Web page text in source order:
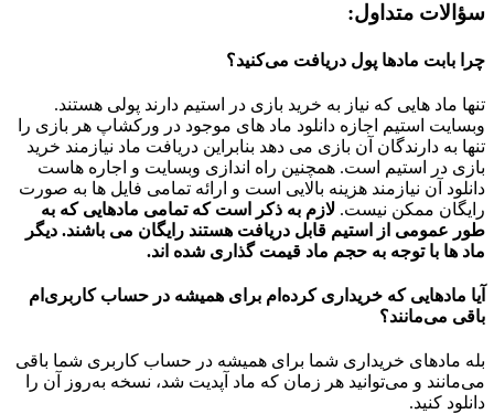
سؤالات متداول:
چرا بابت مادها پول دریافت می‌کنید؟
تنها ماد هایی که نیاز به خرید بازی در استیم دارند پولی هستند.
وبسایت استیم اجازه دانلود ماد های موجود در ورکشاپ هر بازی را
تنها به دارندگان آن بازی می دهد بنابراین دریافت ماد نیازمند خرید
بازی در استیم است. همچنین راه اندازی وبسایت و اجاره هاست
دانلود آن نیازمند هزینه بالایی است و ارائه تمامی فایل ها به صورت
رایگان ممکن نیست. لازم به ذکر است که تمامی مادهایی که به
طور عمومی از استیم قابل دریافت هستند رایگان می باشند. دیگر
ماد ها با توجه به حجم ماد قیمت گذاری شده اند.
آیا مادهایی که خریداری کرده‌ام برای همیشه در حساب‌ کاربری‌ام
باقی می‌مانند؟
بله مادهای خریداری شما برای همیشه در حساب کاربری شما باقی
می‌مانند و می‌توانید هر زمان که ماد آپدیت شد، نسخه به‌روز آن را
دانلود کنید.